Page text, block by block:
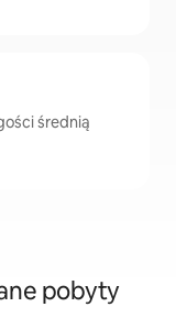
średnią
pobyty